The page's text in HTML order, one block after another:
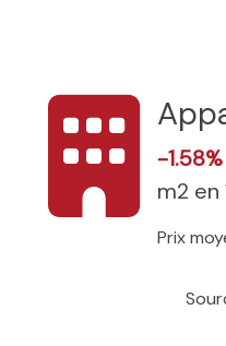
-1.58%
m2 en
Prix